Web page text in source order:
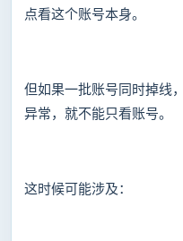
点看这个账号本身。
但如果一批账号同时掉线
异常，就不能只看账号。
这时候可能涉及：